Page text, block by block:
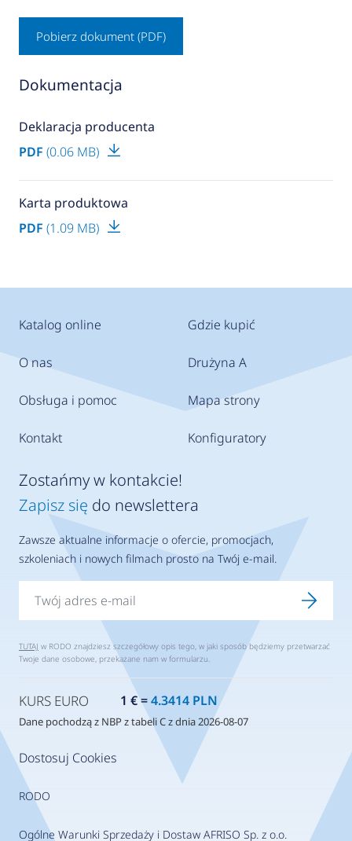
Pobierz dokument (PDF)
Dokumentacja
Deklaracja producenta
PDF (0.06 MB)
Karta produktowa
PDF (1.09 MB)
Katalog online
O nas
Obsługa i pomoc
Kontakt
Gdzie kupić
Drużyna A
Mapa strony
Konfiguratory
Dostosuj Cookies
RODO
Ogólne Warunki Sprzedaży i Dostaw AFRISO Sp. z o.o.
Zostańmy w kontakcie!
Zapisz się do newslettera
Zawsze aktualne informacje o ofercie, promocjach,
szkoleniach i nowych filmach prosto na Twój e-mail.
TUTAJ w RODO znajdziesz szczegółowy opis tego, w jaki sposób będziemy przetwarzać
Twoje dane osobowe, przekazane nam w formularzu.
KURS EURO 1 € =4.3414 PLN
Dane pochodzą z NBP z tabeli C z dnia 2026-08-07